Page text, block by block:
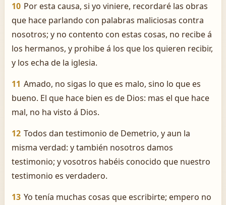
10 Por esta causa, si yo viniere, recordaré las obras
que hace parlando con palabras maliciosas contra
nosotros; y no contento con estas cosas, no recibe á
los hermanos, y prohibe á los que los quieren recibir,
y los echa de la iglesia.
11 Amado, no sigas lo que es malo, sino lo que es
bueno. El que hace bien es de Dios: mas el que hace
mal, no ha visto á Dios.
12 Todos dan testimonio de Demetrio, y aun la
misma verdad: y también nosotros damos
testimonio; y vosotros habéis conocido que nuestro
testimonio es verdadero.
13 Yo tenía muchas cosas que escribirte; empero no